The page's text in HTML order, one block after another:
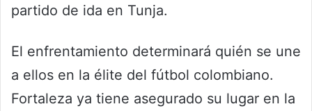
partido de ida en Tunja.
El enfrentamiento determinará quién se une
a ellos en la élite del fútbol colombiano.
Fortaleza ya tiene asegurado su lugar en la